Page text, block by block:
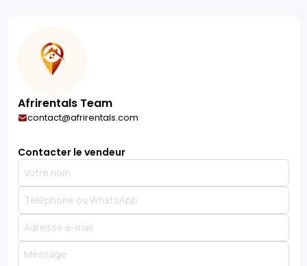
Afrirentals Team
contact@afrirentals.com
Contacter le vendeur